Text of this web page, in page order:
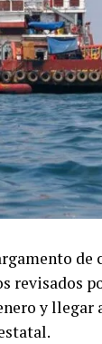
de
revisados
y llegar